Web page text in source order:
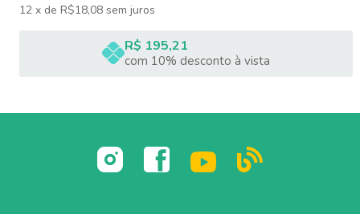
12 x de R$18,08 sem juros
R$ 195,21
com 10% desconto à vista